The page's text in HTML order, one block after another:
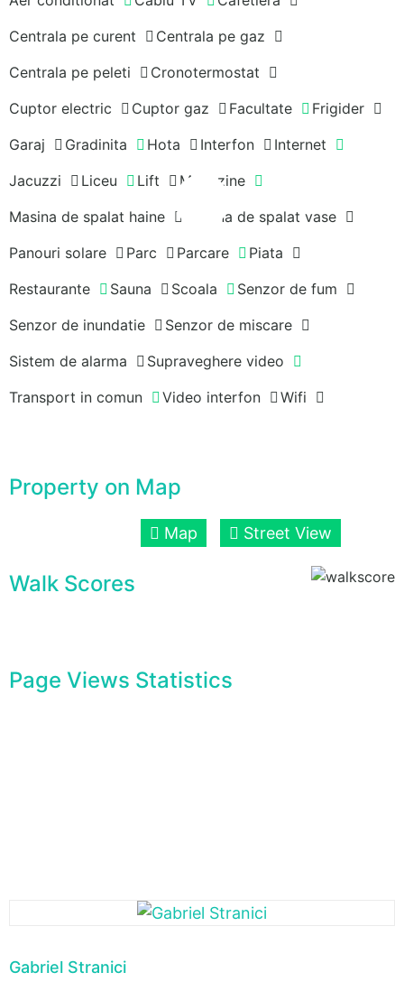
Centrala pe curent
Centrala pe gaz
Centrala pe peleti
Cronotermostat
Cuptor electric
Cuptor gaz Facultate
Frigider
Garaj
Gradinita Hota Interfon
Internet
Jacuzzi
Liceu Lift
Magazine
Masina de spalat haine
Masina de spalat vase
Panouri solare
Parc Parcare
Piata
Restaurante
Sauna Scoala
Senzor de fum
Senzor de inundatie
Senzor de miscare
Sistem de alarma
Supraveghere video
Transport in comun
Video interfon Wifi
Property on Map
Map Street View
Walk Scores
Page Views Statistics
Gabriel Stranici